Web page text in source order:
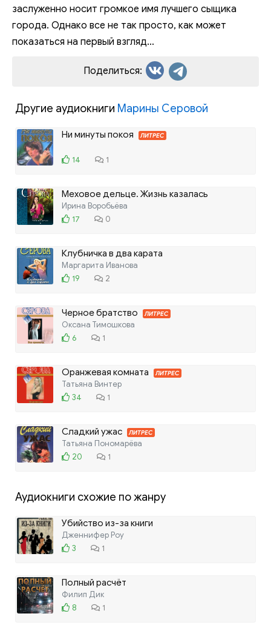
заслуженно носит громкое имя лучшего сыщика
города. Однако все не так просто, как может
показаться на первый взгляд…
Поделиться:
Другие аудиокниги Марины Серовой
Ни минуты покоя ЛИТРЕС
14 1
Меховое дельце. Жизнь казалась
прекрасной
Ирина Воробьёва
17
0
Клубничка в два карата
Маргарита Иванова
19
2
Черное братство ЛИТРЕС
Оксана Тимошкова
6
1
Оранжевая комната ЛИТРЕС
Татьяна Винтер
34
1
Сладкий ужас ЛИТРЕС
Татьяна Пономарёва
20
1
Аудиокниги схожие по жанру
Убийство из-за книги
Дженнифер Роу
3
1
Полный расчёт
Филип Дик
8
1